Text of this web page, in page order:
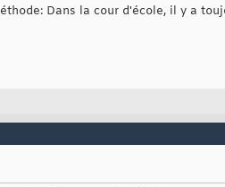
Dans la cour d'école, il y a